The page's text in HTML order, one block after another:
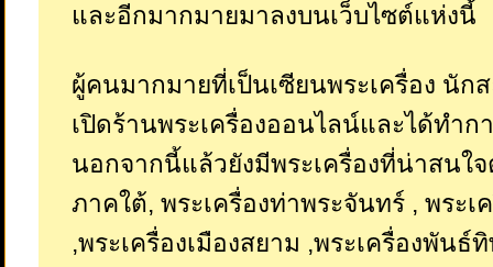
และอีกมากมายมาลงบนเว็บไซต์แห่งนี้
ผู้คนมากมายที่เป็นเซียนพระเครื่อง นัก
เปิดร้านพระเครื่องออนไลน์และได้ทำก
นอกจากนี้แล้วยังมีพระเครื่องที่น่าสนใ
ภาคใต้, พระเครื่องท่าพระจันทร์ , พระเ
,พระเครื่องเมืองสยาม ,พระเครื่องพันธ์